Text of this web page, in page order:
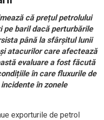
că prețul petrolului
pe baril dacă perturbările
până la sfârșitul lunii
atacurilor care afectează
evaluare a fost făcută
în care fluxurile de
în zonele
exporturile de petrol